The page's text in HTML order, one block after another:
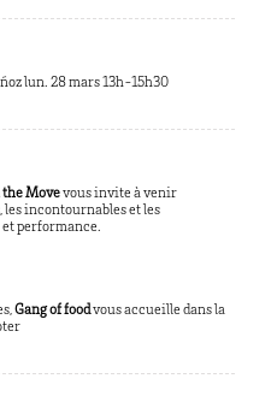
lun. 28 mars 13h-15h30
the Movevous invite à venir
les incontournables et les
performance.
Gang of foodvous accueille dans la